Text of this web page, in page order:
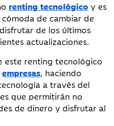
renting tecnológico y es
de cambiar de
de los últimos
actualizaciones.
este renting tecnológico
empresas, haciendo
a través del
que permitirán no
de dinero y disfrutar al